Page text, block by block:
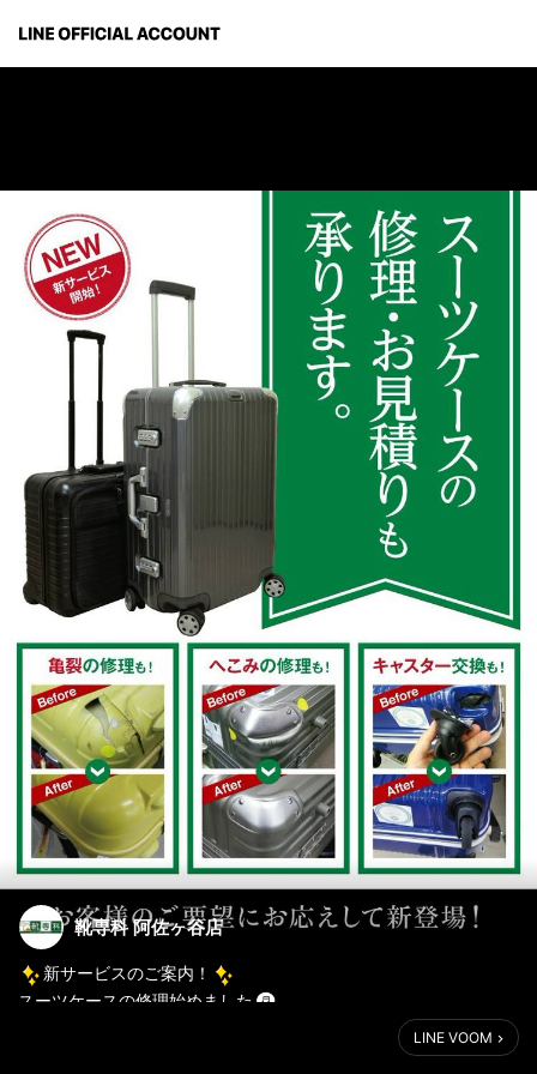
靴専科 阿佐ヶ谷店
新サービスのご案内！
スーツケースの修理始めました
凹み・亀裂・キャスター交換等、ご相談ください。
LINE VOOM